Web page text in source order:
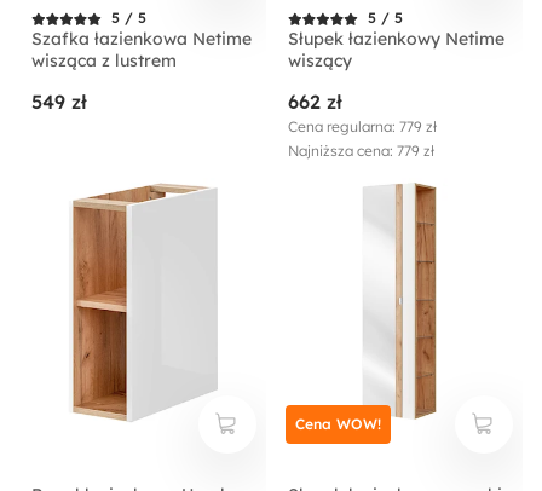
5 / 5
Szafka łazienkowa Netime
wisząca z lustrem
549 zł
5 / 5
Słupek łazienkowy Netime
wiszący
662 zł
Cena regularna: 779 zł
Najniższa cena: 779 zł
Cena WOW!